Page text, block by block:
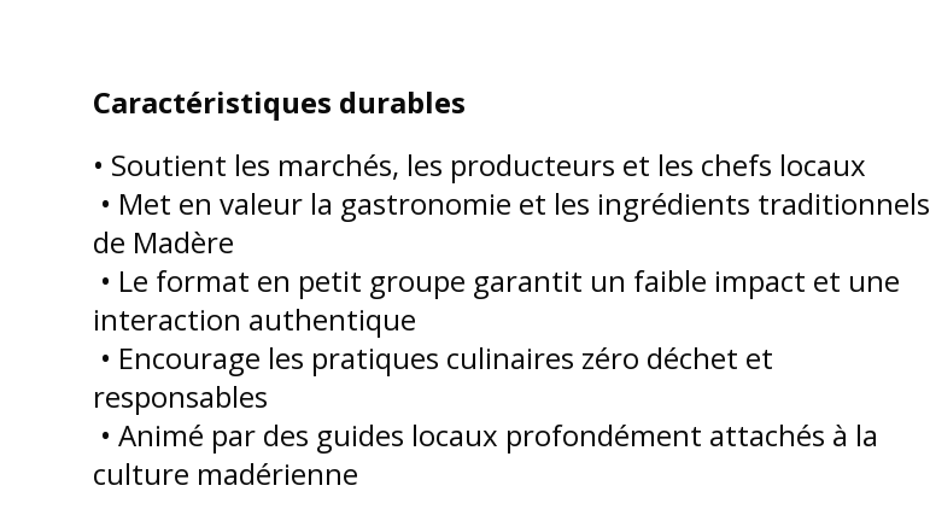
Caractéristiques durables
• Soutient les marchés, les producteurs et les chefs locaux
• Met en valeur la gastronomie et les ingrédients traditionnels
de Madère
• Le format en petit groupe garantit un faible impact et une
interaction authentique
• Encourage les pratiques culinaires zéro déchet et
responsables
• Animé par des guides locaux profondément attachés à la
culture madérienne